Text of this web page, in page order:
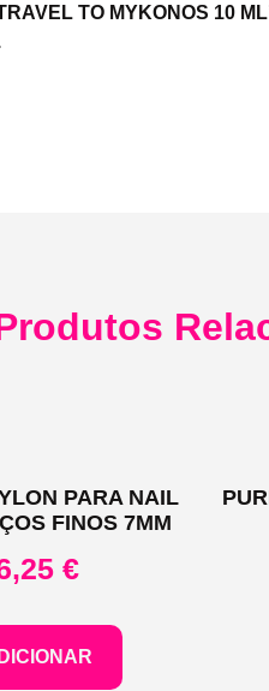
TO MYKONOS 10
PARA NAIL
FINOS 7MM
€